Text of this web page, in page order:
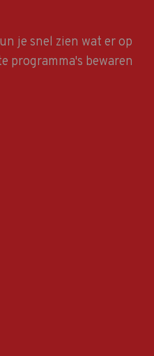
je snel zien wat er op
programma's bewaren